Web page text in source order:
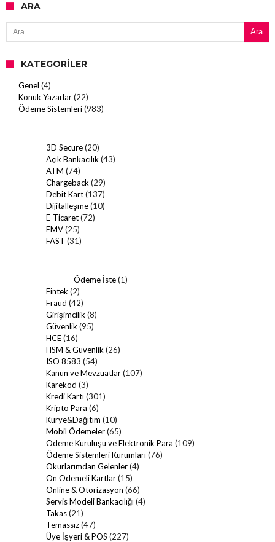
ARA
Arama:
KATEGORILER
Genel (4)
Konuk Yazarlar(22)
Ödeme Sistemleri(983)
3D Secure(20)
Açık Bankacılık (43)
ATM (74)
Chargeback (29)
Debit Kart(137)
Dijitalleşme(10)
E-Ticaret(72)
EMV(25)
FAST (31)
Ödeme İste(1)
Fintek (2)
Fraud (42)
Girişimcilik (8)
Güvenlik (95)
HCE(16)
HSM & Güvenlik (26)
ISO 8583 (54)
Kanun ve Mevzuatlar(107)
Karekod (3)
Kredi Kartı (301)
Kripto Para (6)
Kurye&Dağıtım (10)
Mobil Ödemeler(65)
Ödeme Kuruluşu ve Elektronik Para (109)
Ödeme Sistemleri Kurumları (76)
Okurlarımdan Gelenler(4)
Ön Ödemeli Kartlar(15)
Online & Otorizasyon (66)
Servis Modeli Bankacılığı (4)
Takas(21)
Temassız(47)
Üye İşyeri & POS (227)